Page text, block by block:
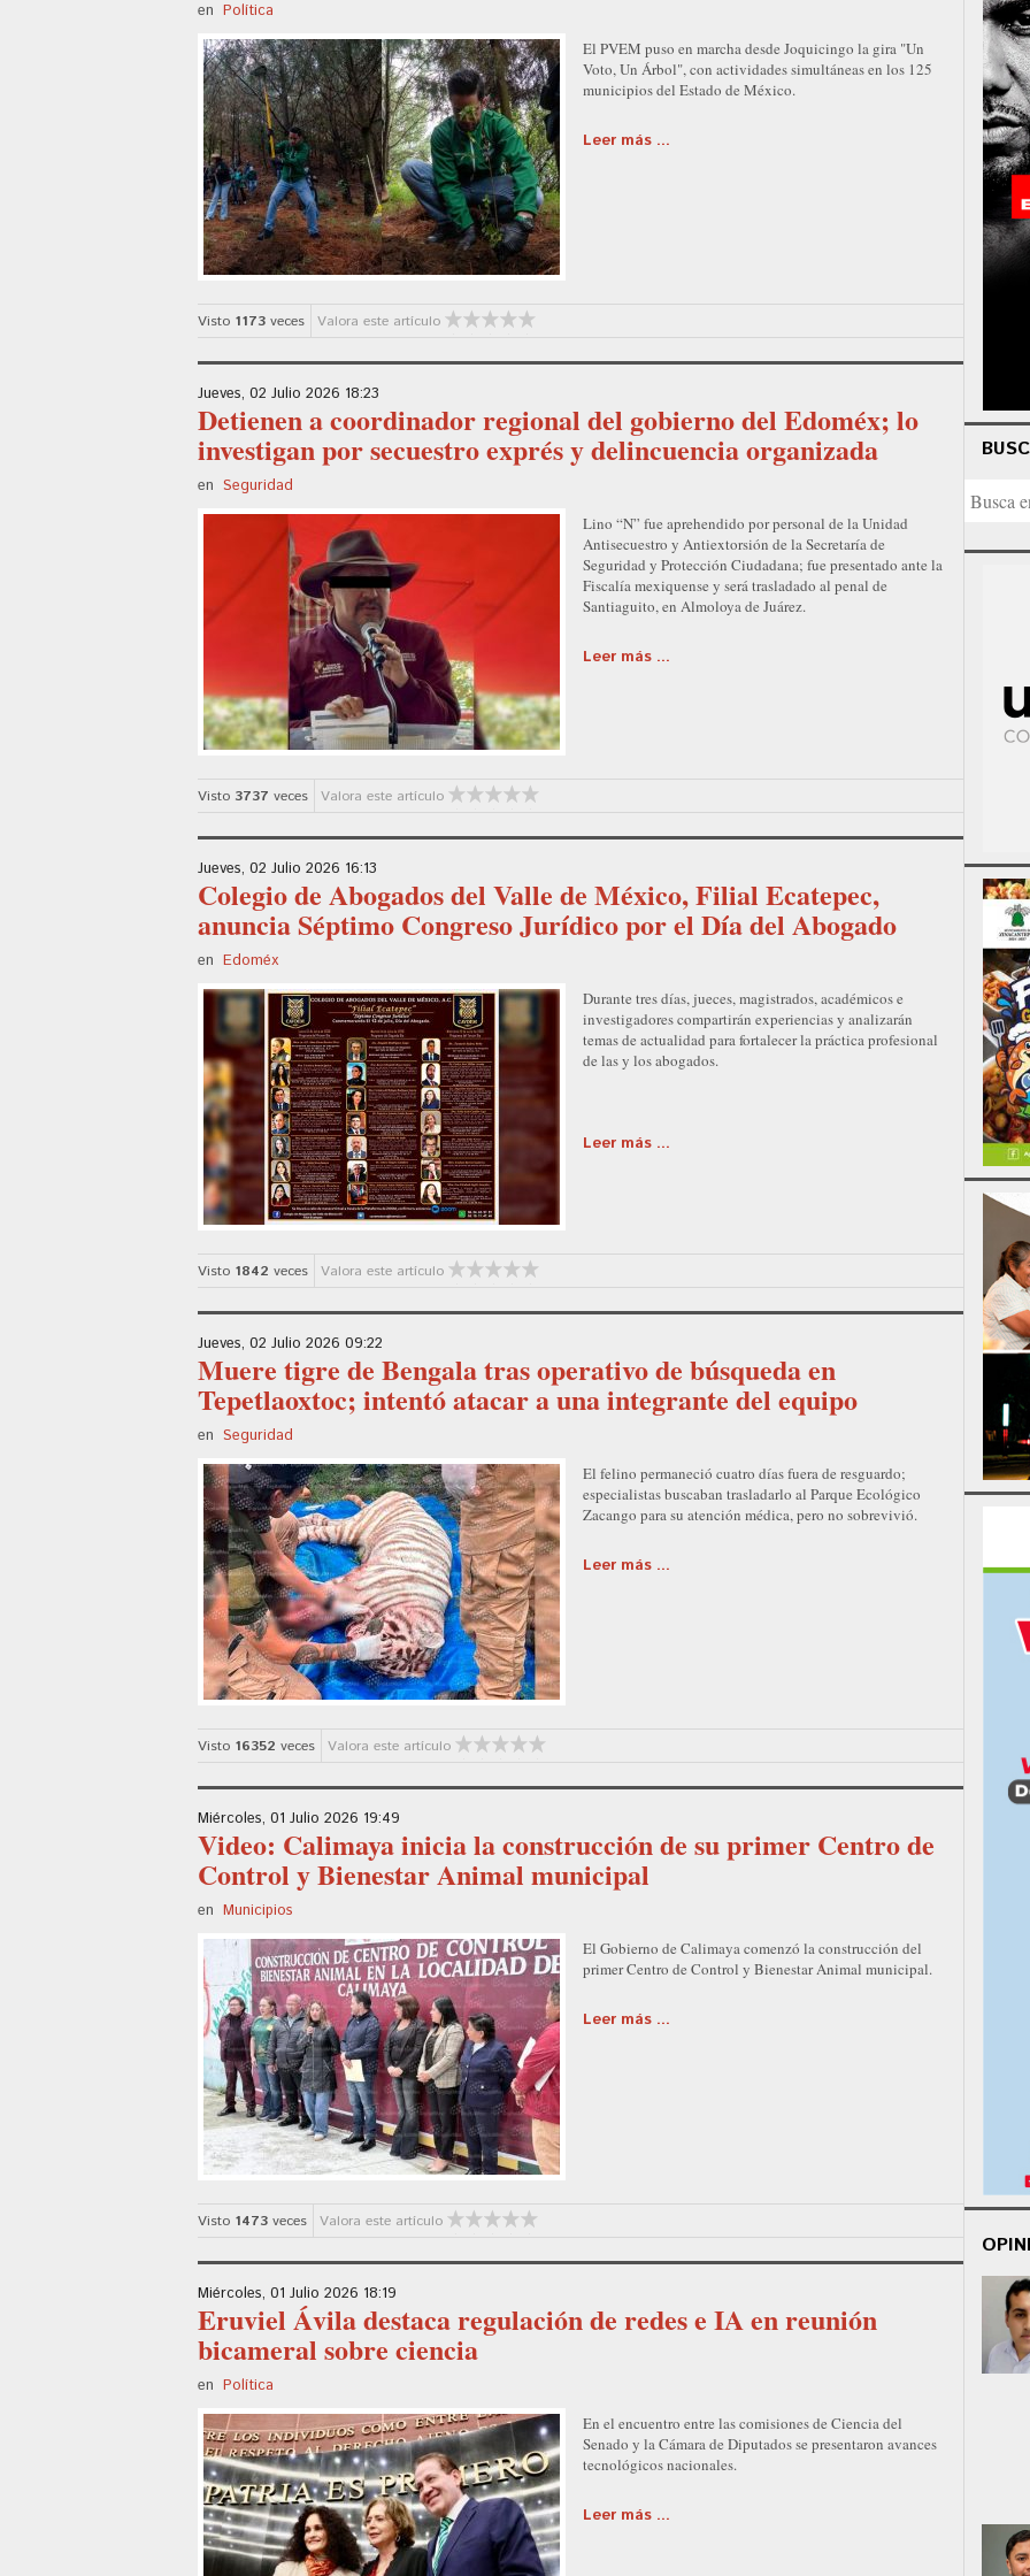
en Política
El PVEM puso en marcha desde Joquicingo la gira "Un
Voto, Un Árbol", con actividades simultáneas en los 125
municipios del Estado de México.
Leer más ...
Visto 1173 veces Valora este artículo
Jueves, 02 Julio 2026 18:23
Detienen a coordinador regional del gobierno del Edoméx; lo
investigan por secuestro exprés y delincuencia organizada
en Seguridad
Lino “N” fue aprehendido por personal de la Unidad
Antisecuestro y Antiextorsión de la Secretaría de
Seguridad y Protección Ciudadana; fue presentado ante la
Fiscalía mexiquense y será trasladado al penal de
Santiaguito, en Almoloya de Juárez.
Leer más ...
Visto 3737 veces Valora este artículo
Jueves, 02 Julio 2026 16:13
Colegio de Abogados del Valle de México, Filial Ecatepec,
anuncia Séptimo Congreso Jurídico por el Día del Abogado
en Edoméx
Durante tres días, jueces, magistrados, académicos e
investigadores compartirán experiencias y analizarán
temas de actualidad para fortalecer la práctica profesional
de las y los abogados.
Leer más ...
Visto 1842 veces Valora este artículo
Jueves, 02 Julio 2026 09:22
Muere tigre de Bengala tras operativo de búsqueda en
Tepetlaoxtoc; intentó atacar a una integrante del equipo
en Seguridad
El felino permaneció cuatro días fuera de resguardo;
especialistas buscaban trasladarlo al Parque Ecológico
Zacango para su atención médica, pero no sobrevivió.
Leer más ...
Visto 16352 veces Valora este artículo
Miércoles, 01 Julio 2026 19:49
Video: Calimaya inicia la construcción de su primer Centro de
Control y Bienestar Animal municipal
en Municipios
El Gobierno de Calimaya comenzó la construcción del
primer Centro de Control y Bienestar Animal municipal.
Leer más ...
Visto 1473 veces Valora este artículo
Miércoles, 01 Julio 2026 18:19
Eruviel Ávila destaca regulación de redes e IA en reunión
bicameral sobre ciencia
en Política
En el encuentro entre las comisiones de Ciencia del
Senado y la Cámara de Diputados se presentaron avances
tecnológicos nacionales.
Leer más ...